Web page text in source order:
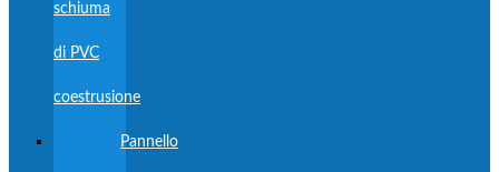
schiuma
di PVC
coestrusione
Pannello